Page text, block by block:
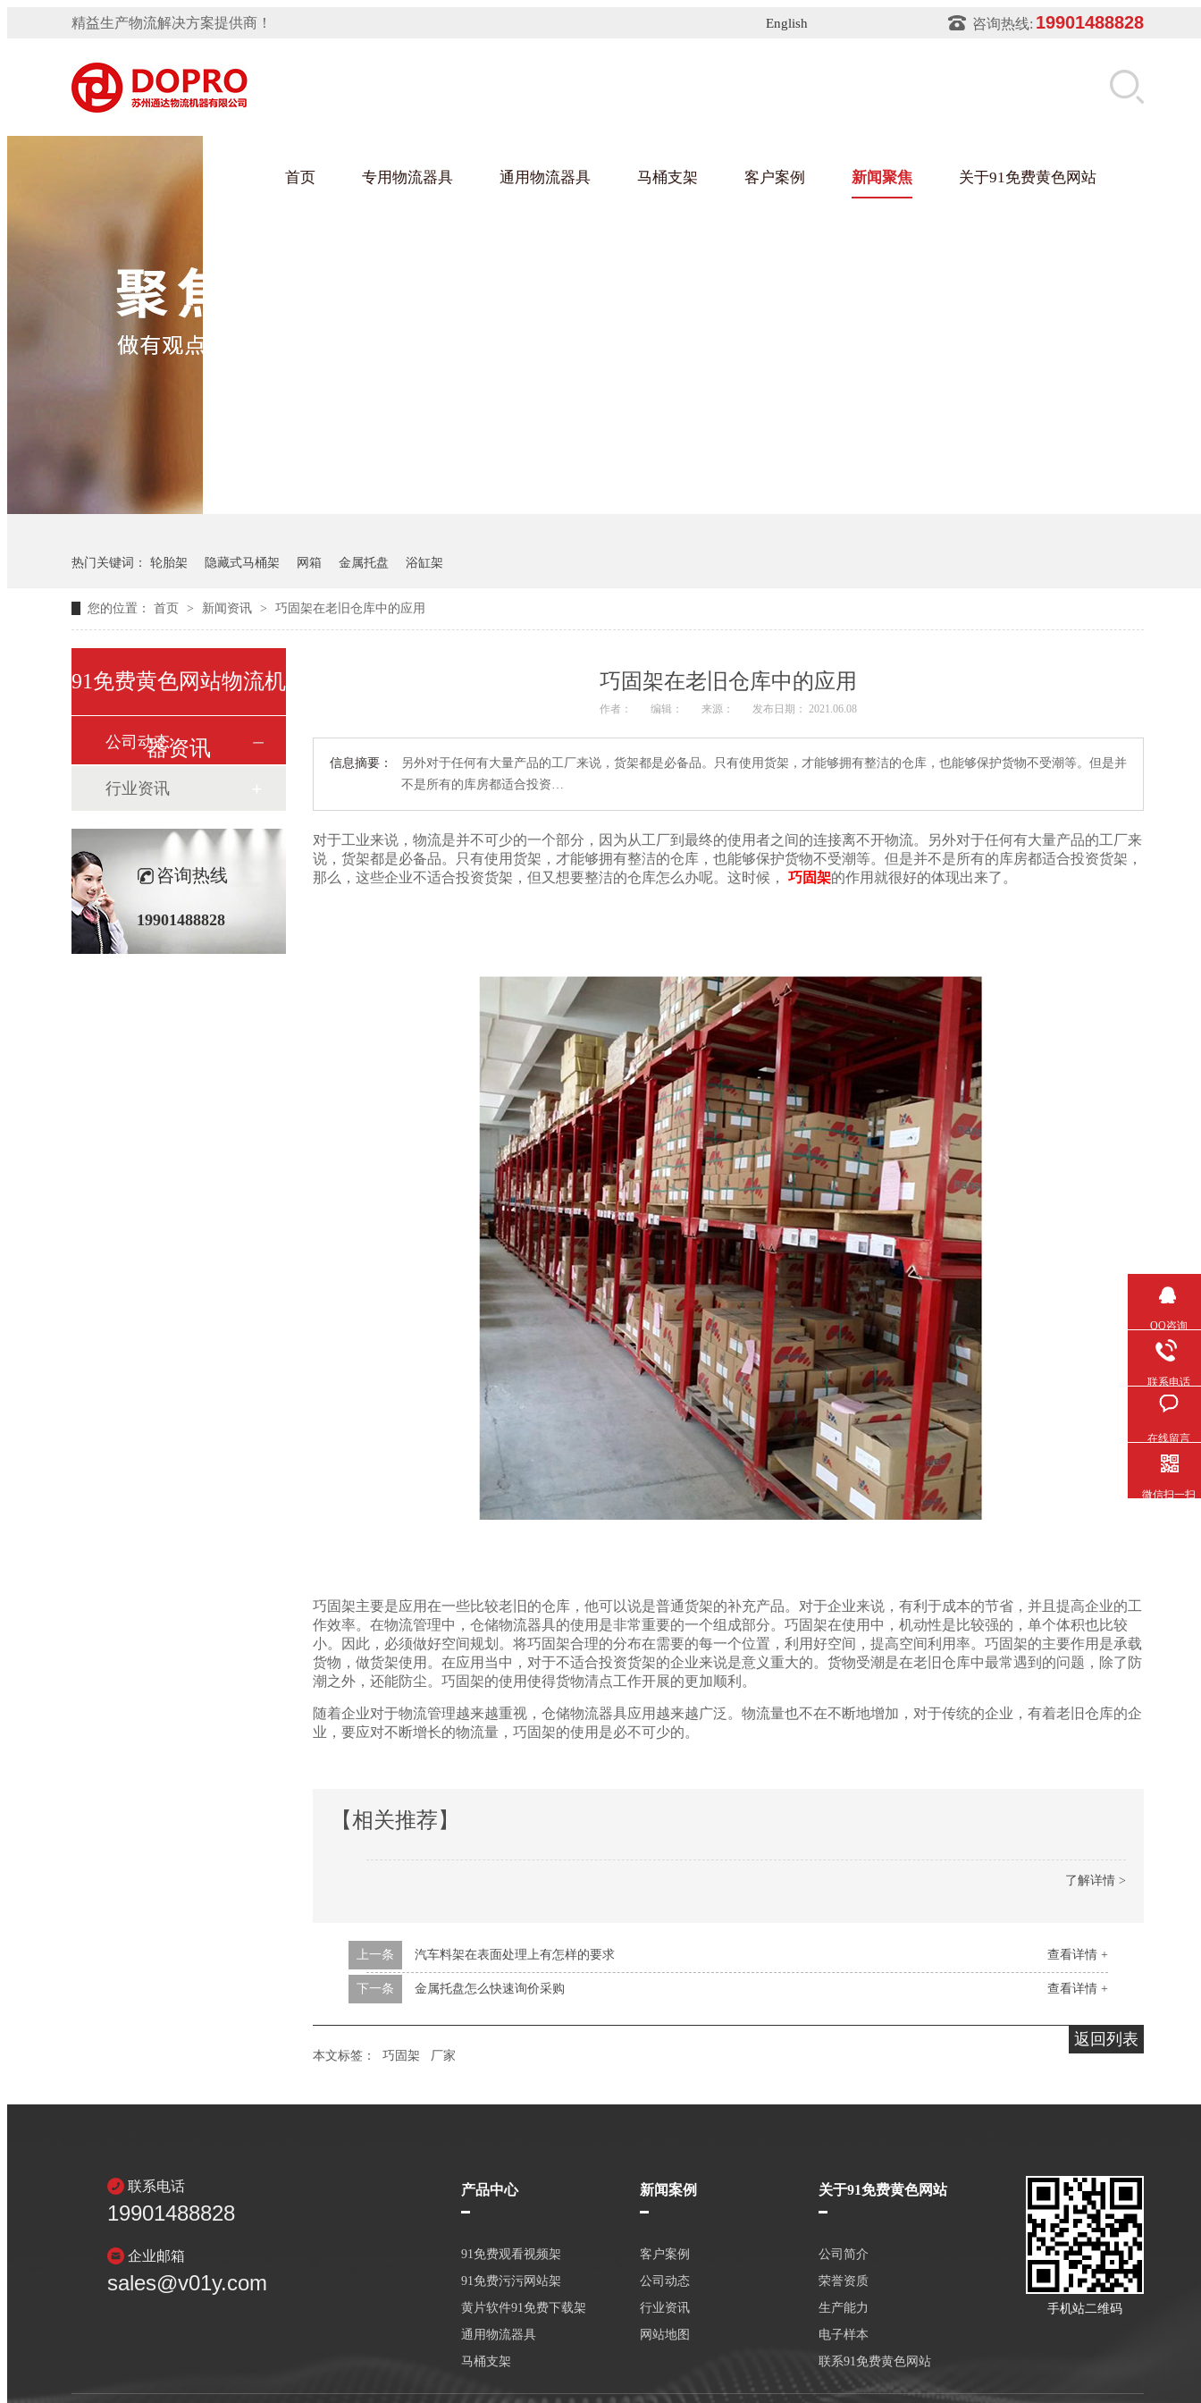
咨询热线: 19901488828
English
精益生产物流解决方案提供商！
首页 专用物流器具
91免费观看视频架
变速箱托盘
发动机料架
通用物流器具
手推车
马桶支架
隐藏式马桶水箱支架
客户案例
汽车行业
新闻聚焦 关于91免费黄色网站
热门关键词： 轮胎架 隐藏式马桶架 网箱 金属托盘 浴缸架
您的位置： 首页 > 新闻资讯 > 巧固架在老旧仓库中的应用
巧固架在老旧仓库中的应用
作者： 编辑： 来源： 发布日期： 2021.06.08
信息摘要：
另外对于任何有大量产品的工厂来说，货架都是必备品。只有使用货架，才能够拥有整洁的仓库，也能够保护货物不受潮等。但是并
不是所有的库房都适合投资…
对于工业来说，物流是并不可少的一个部分，因为从工厂到最终的使用者之间的连接离不开物流。另外对于任何有大量产品的工厂来
说，货架都是必备品。只有使用货架，才能够拥有整洁的仓库，也能够保护货物不受潮等。但是并不是所有的库房都适合投资货架，
那么，这些企业不适合投资货架，但又想要整洁的仓库怎么办呢。这时候，
巧固架的作用就很好的体现出来了。
巧固架主要是应用在一些比较老旧的仓库，他可以说是普通货架的补充产品。对于企业来说，有利于成本的节省，并且提高企业的工
作效率。在物流管理中，仓储物流器具的使用是非常重要的一个组成部分。巧固架在使用中，机动性是比较强的，单个体积也比较
小。因此，必须做好空间规划。将巧固架合理的分布在需要的每一个位置，利用好空间，提高空间利用率。巧固架的主要作用是承载
货物，做货架使用。在应用当中，对于不适合投资货架的企业来说是意义重大的。货物受潮是在老旧仓库中最常遇到的问题，除了防
潮之外，还能防尘。巧固架的使用使得货物清点工作开展的更加顺利。
随着企业对于物流管理越来越重视，仓储物流器具应用越来越广泛。物流量也不在不断地增加，对于传统的企业，有着老旧仓库的企
业，要应对不断增长的物流量，巧固架的使用是必不可少的。
【相关推荐】
了解详情 >
查看详情 +
上一条 汽车料架在表面处理上有怎样的要求
查看详情 +
下一条 金属托盘怎么快速询价采购
返回列表
本文标签： 巧固架 厂家
91免费黄色网站物流机
器资讯
公司动态
行业资讯
咨询热线
19901488828
联系电话
19901488828
企业邮箱
sales@v01y.com
产品中心
91免费观看视频架
91免费污污网站架
黄片软件91免费下载架
通用物流器具
马桶支架
新闻案例
客户案例
公司动态
行业资讯
网站地图
关于91免费黄色网站
公司简介
荣誉资质
生产能力
电子样本
联系91免费黄色网站
手机站二维码
QQ咨询
联系电话
在线留言
微信扫一扫